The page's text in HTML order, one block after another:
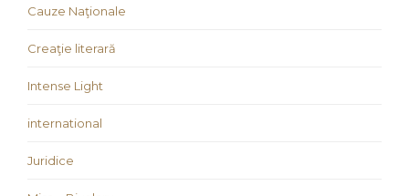
Cauze Naţionale
Creaţie literară
Intense Light
international
Juridice